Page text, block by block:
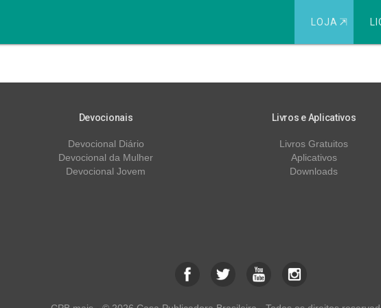
LOJA ⇱
Devocionais
Devocional Diário
Devocional da Mulher
Devocional Jovem
Livros e Aplicativos
Livros Gratuitos
Aplicativos
Downloads